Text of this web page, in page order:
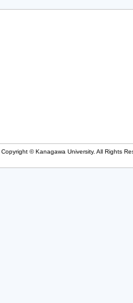
Copyright © Kanagawa University. All Rights